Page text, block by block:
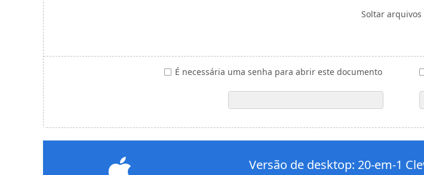
Soltar arquivos
É necessária uma senha para abrir este documento
Versão de desktop: 20-em-1